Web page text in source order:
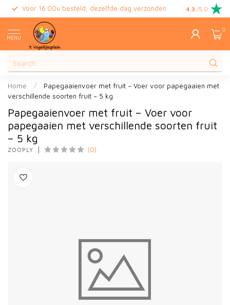
Voor 16.00u besteld, dezelfde dag verzonden Gratis
4.3 /5.0
MENU
0
Home /
Papegaaienvoer met fruit – Voer voor papegaaien met
verschillende soorten fruit – 5 kg
Papegaaienvoer met fruit – Voer voor
papegaaien met verschillende soorten fruit
– 5 kg
ZOOPLY (0)